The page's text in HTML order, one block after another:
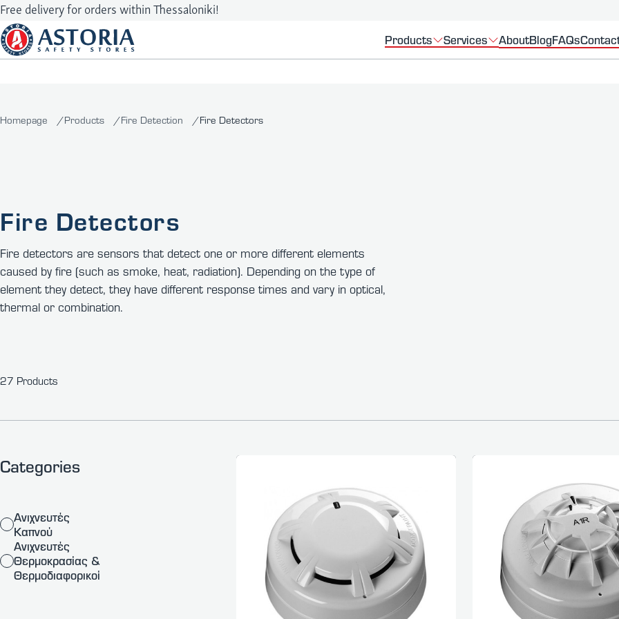
Free delivery for orders within Thessaloniki!
Products Services AboutBlogFAQs
Homepage Products Fire Detection Fire Detectors
Fire Detectors
Fire detectors are sensors that detect one or more different elements
caused by fire (such as smoke, heat, radiation). Depending on the type of
element they detect, they have different response times and vary in optical,
thermal or combination.
27 Products
Categories
Ανιχνευτές
Καπνού
Ανιχνευτές
Θερμοκρασίας &
Θερμοδιαφορικοί